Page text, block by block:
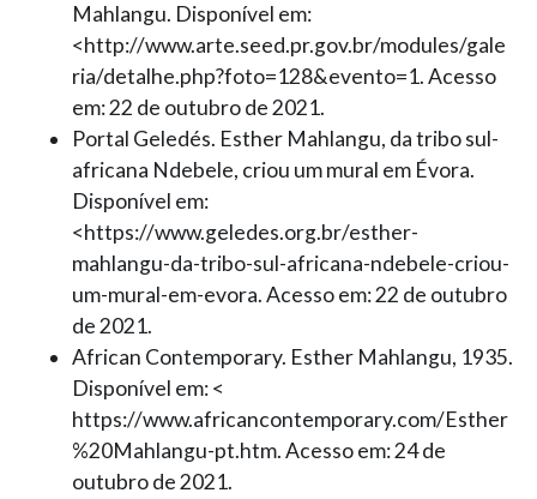
Mahlangu. Disponível em:
<http://www.arte.seed.pr.gov.br/modules/gale
ria/detalhe.php?foto=128&evento=1. Acesso
em: 22 de outubro de 2021.
Portal Geledés. Esther Mahlangu, da tribo sul-
africana Ndebele, criou um mural em Évora.
Disponível em:
<https://www.geledes.org.br/esther-
mahlangu-da-tribo-sul-africana-ndebele-criou-
um-mural-em-evora. Acesso em: 22 de outubro
de 2021.
African Contemporary. Esther Mahlangu, 1935.
Disponível em: <
https://www.africancontemporary.com/Esther
%20Mahlangu-pt.htm. Acesso em: 24 de
outubro de 2021.